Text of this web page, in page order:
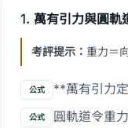
1. 萬有引力與圓軌
考評提示： 重力＝
公式 **萬有引力
公式
圓軌道令重